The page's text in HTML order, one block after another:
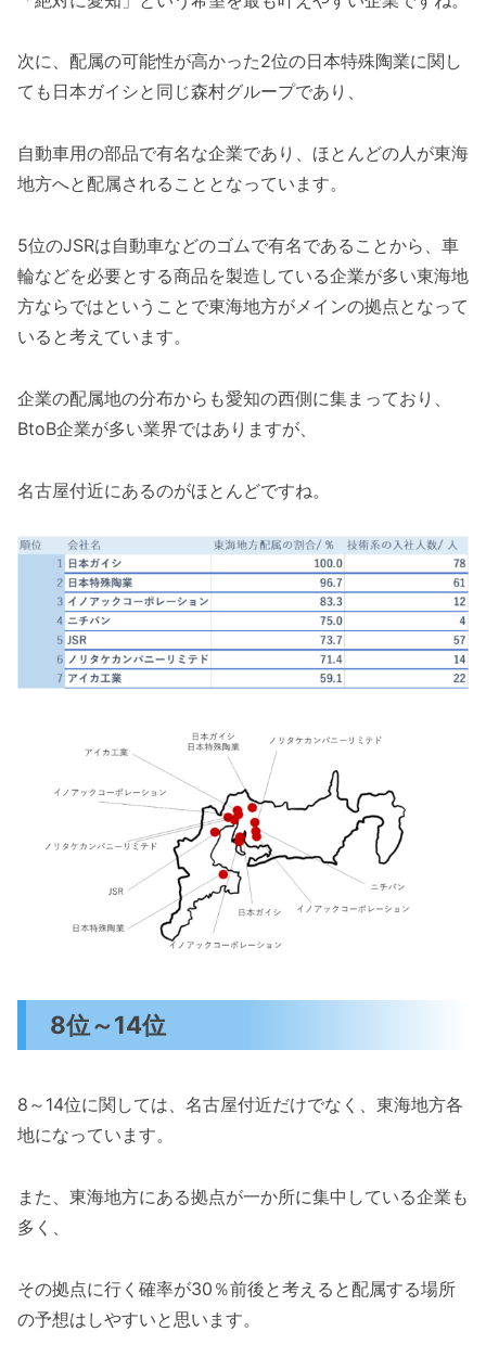
次に、配属の可能性が高かった2位の日本特殊陶業に関し
ても日本ガイシと同じ森村グループであり、
自動車用の部品で有名な企業であり、ほとんどの人が東海
地方へと配属されることとなっています。
5位のJSRは自動車などのゴムで有名であることから、車
輪などを必要とする商品を製造している企業が多い東海地
方ならではということで東海地方がメインの拠点となって
いると考えています。
企業の配属地の分布からも愛知の西側に集まっており、
BtoB企業が多い業界ではありますが、
名古屋付近にあるのがほとんどですね。
8位～14位
8～14位に関しては、名古屋付近だけでなく、東海地方各
地になっています。
また、東海地方にある拠点が一か所に集中している企業も
多く、
その拠点に行く確率が30％前後と考えると配属する場所
の予想はしやすいと思います。